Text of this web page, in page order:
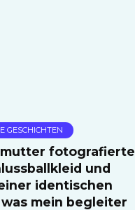
GESCHICHTEN
fotografierte
und
identischen
was mein begleiter